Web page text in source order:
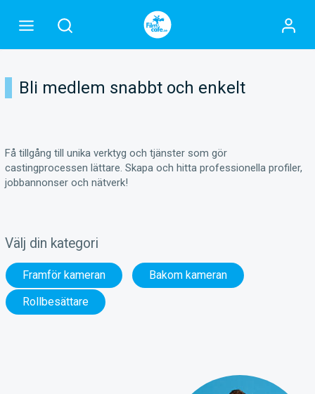
Bli medlem snabbt och enkelt
Få tillgång till unika verktyg och tjänster som gör
castingprocessen lättare. Skapa och hitta professionella profiler,
jobbannonser och nätverk!
Välj din kategori
Framför kameran
Bakom kameran
Rollbesättare